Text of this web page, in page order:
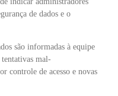
de dados e o
são informadas à equipe
mal-
controle de acesso e novas